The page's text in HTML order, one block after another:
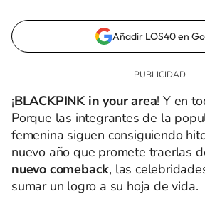
Añadir LOS40 en
¡BLACKPINK in your area! Y en
Porque las integrantes de la
femenina siguen consiguiendo
nuevo año que promete traerlas
nuevo comeback, las
sumar un logro a su hoja de vida.